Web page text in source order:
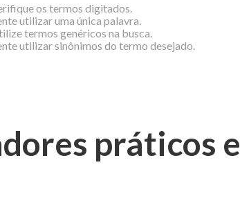
os termos digitados.
utilizar uma única palavra.
termos genéricos na busca.
utilizar sinônimos do termo desejado.
práticos e